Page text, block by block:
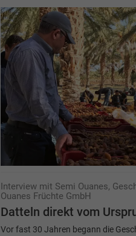
Interview mit Semi Ouanes,
Ouanes Früchte GmbH
Datteln direkt vom
Vor fast 30 Jahren begann die